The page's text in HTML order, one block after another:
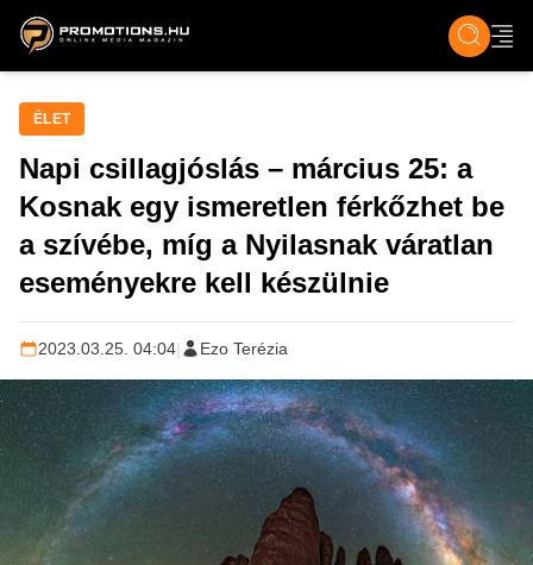
ZENE, FILM & KULT ÉLET TECH &
ÉLET
Napi csillagjóslás – március 25: a
Kosnak egy ismeretlen férkőzhet be
a szívébe, míg a Nyilasnak váratlan
eseményekre kell készülnie
2023.03.25. 04:04| Ezo Terézia